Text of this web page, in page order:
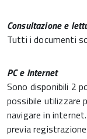
Consultazione e
Tutti i documenti
PC e Internet
Sono disponibili 2
possibile utilizzare
navigare in
previa